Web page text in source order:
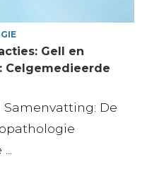
Gell en
Celgemedieerde
Samenvatting: De